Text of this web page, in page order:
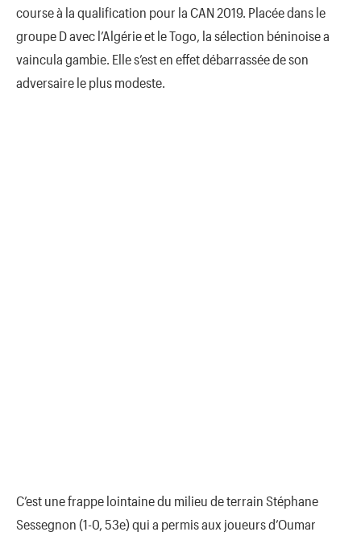
course à la qualification pour la CAN 2019. Placée dans le
groupe D avec l’Algérie et le Togo, la sélection béninoise a
vaincula gambie. Elle s’est en effet débarrassée de son
adversaire le plus modeste.
C’est une frappe lointaine du milieu de terrain Stéphane
Sessegnon (1-0, 53e) qui a permis aux joueurs d’Oumar